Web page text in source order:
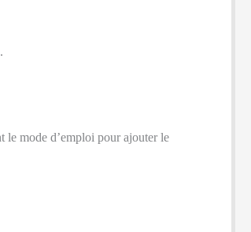
le mode d’emploi pour ajouter le